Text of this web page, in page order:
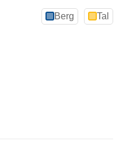
Berg Tal